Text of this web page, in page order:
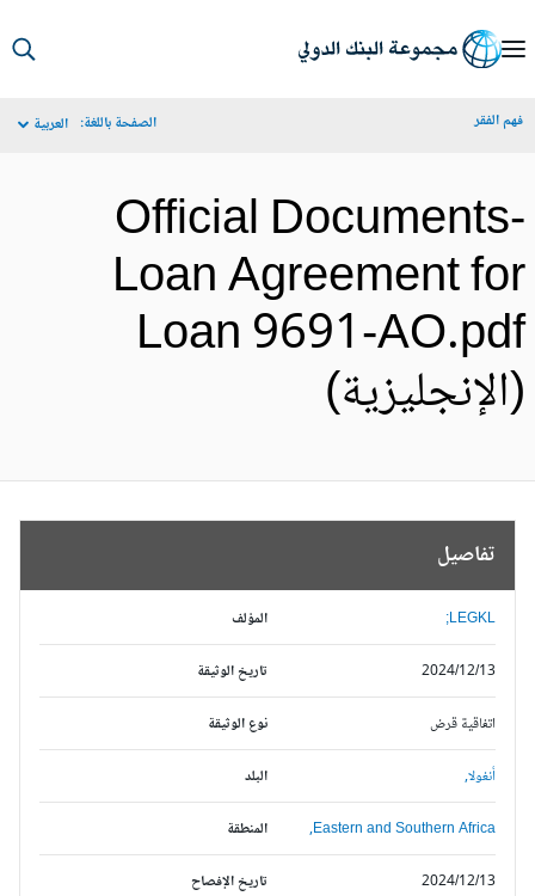
الفقر الصفحة باللغة: العربية
Official
Loan Agreement
Loan 9691-
تفاصيل
المؤلف LEGKL;
تاريخ الوثيقة 2024/12/13
نوع الوثيقة اتفاقية قرض
البلد أنغولا,
المنطقة Eastern and Southern Africa,
تاريخ الإفصاح 2024/12/13